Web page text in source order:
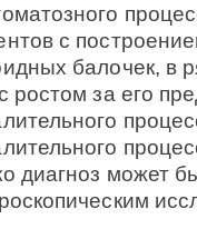
с
балочек, в
ростом за его
диагноз мо­жет